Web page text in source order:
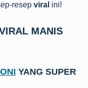
resep viral ini!
MANIS
YANG SUPER